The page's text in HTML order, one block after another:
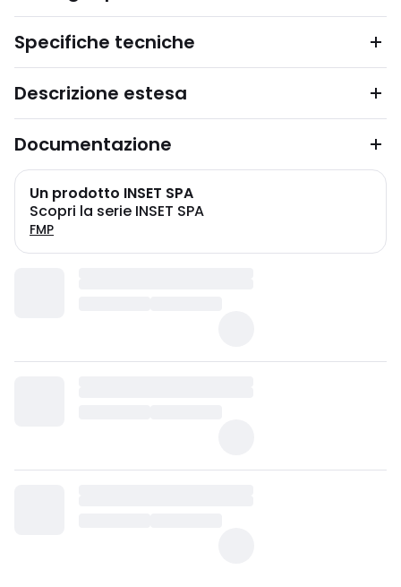
Specifiche tecniche
Descrizione estesa
Documentazione
Un prodotto INSET SPA
Scopri la serie INSET SPA
FMP